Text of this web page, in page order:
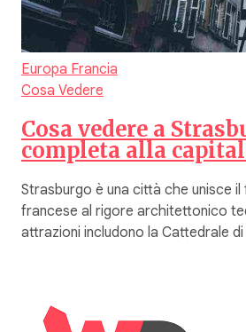
Europa Francia
Cosa Vedere
Cosa vedere a
completa alla
Strasburgo è una città che unisce
francese al rigore architettonico
attrazioni includono la Cattedrale